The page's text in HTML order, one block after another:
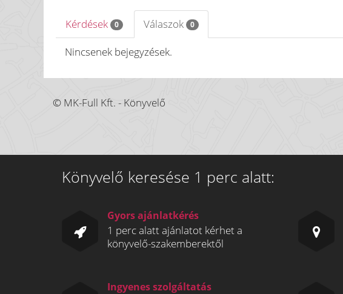
Kérdések 0 Válaszok 0
Nincsenek bejegyzések.
© MK-Full Kft. - Könyvelő
Könyvelő keresése 1 perc alatt:
Gyors ajánlatkérés
1 perc alatt ajánlatot kérhet a
könyvelő-szakemberektől
Ingyenes szolgáltatás